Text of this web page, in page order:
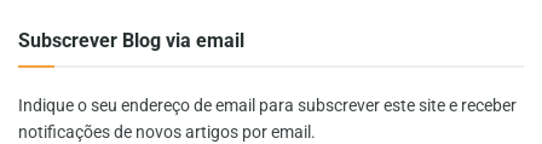
Subscrever Blog via email
Indique o seu endereço de email para subscrever este site e receber
notificações de novos artigos por email.